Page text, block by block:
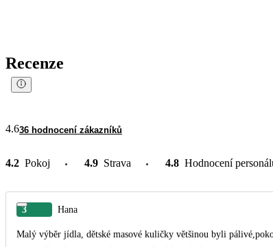
Recenze
4.636 hodnocení zákazníků
4.2 Pokoj 4.9 Strava 4.8 Hodnocení
3 Hana
Malý výběr jídla, dětské masové kuličky většinou byli